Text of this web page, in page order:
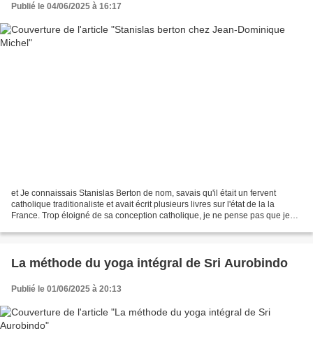
Publié le 04/06/2025 à 16:17
et Je connaissais Stanislas Berton de nom, savais qu'il était un fervent
catholique traditionaliste et avait écrit plusieurs livres sur l'état de la la
France. Trop éloigné de sa conception catholique, je ne pense pas que je
La méthode du yoga intégral de Sri Aurobindo
Publié le 01/06/2025 à 20:13